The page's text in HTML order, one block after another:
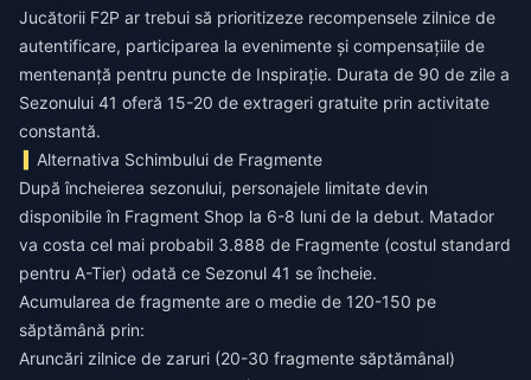
Jucătorii F2P ar trebui să prioritizeze recompensele zilnice de
autentificare, participarea la evenimente și compensațiile de
mentenanță pentru puncte de Inspirație. Durata de 90 de zile a
Sezonului 41 oferă 15-20 de extrageri gratuite prin activitate
constantă.
Alternativa Schimbului de Fragmente
După încheierea sezonului, personajele limitate devin
disponibile în Fragment Shop la 6-8 luni de la debut. Matador
va costa cel mai probabil 3.888 de Fragmente (costul standard
pentru A-Tier) odată ce Sezonul 41 se încheie.
Acumularea de fragmente are o medie de 120-150 pe
săptămână prin:
Aruncări zilnice de zaruri (20-30 fragmente săptămânal)